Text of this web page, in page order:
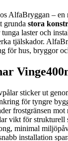
AlfaBryggan – en
grunda stora
laster och
tjälskador.
för hus, bryggor
sticker ut
för tyngre
frostgränsen mot
vikt för strukturell
minimal
installation